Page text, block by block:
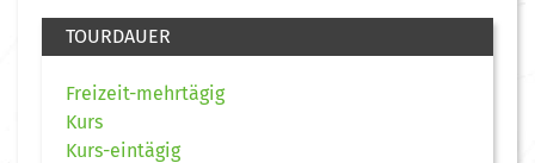
TOURDAUER
Freizeit-mehrtägig
Kurs
Kurs-eintägig